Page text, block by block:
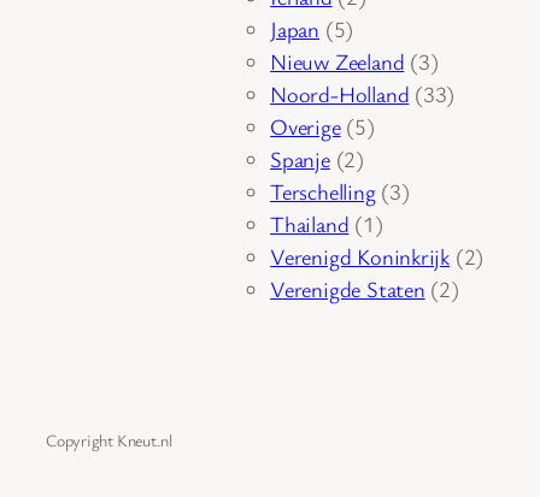
Japan 55
producten
Nieuw Zeeland 33
producten
Noord-Holland 3333
Overige 55
Spanje 22
producten
Terschelling 33
Thailand 11
product
Verenigd Koninkrijk 22
Verenigde Staten 22
Copyright Kneut.nl